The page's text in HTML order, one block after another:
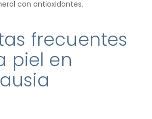
con antioxidantes.
frecuentes
piel en